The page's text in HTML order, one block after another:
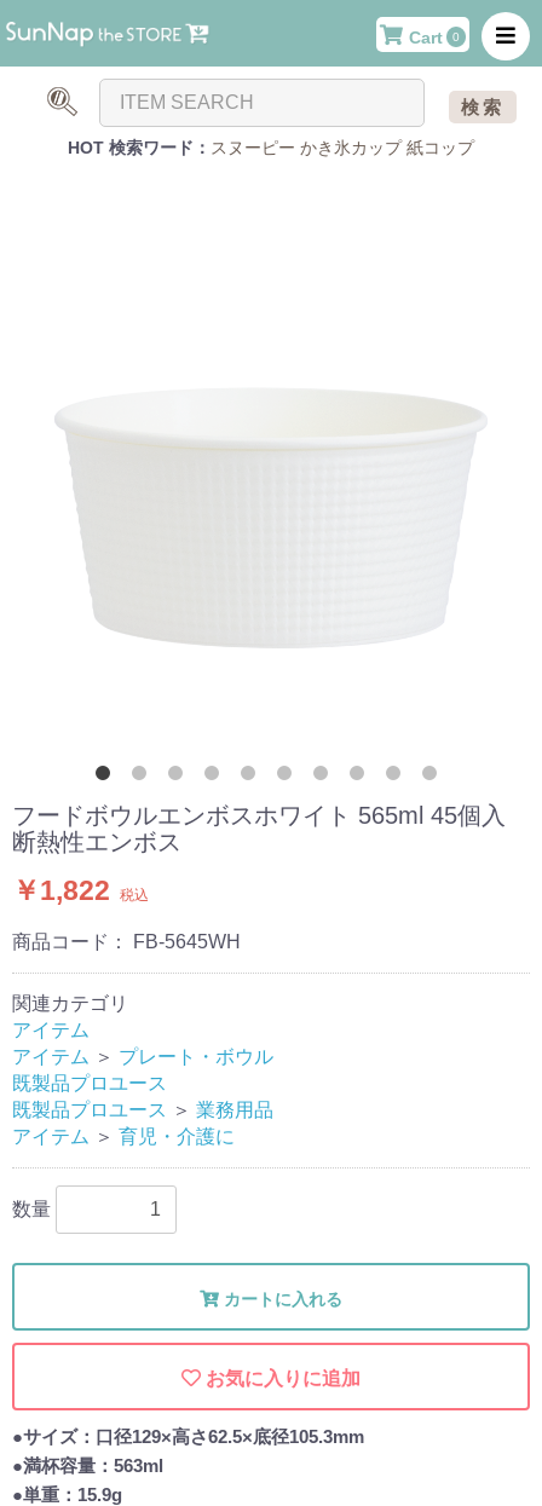
Cart 0
検索
HOT 検索ワード： スヌーピー かき氷カップ 紙コップ
フードボウルエンボスホワイト 565ml 45個入
断熱性エンボス
￥1,822 税込
商品コード： FB-5645WH
関連カテゴリ
アイテム
アイテム ＞ プレート・ボウル
既製品プロユース
既製品プロユース ＞ 業務用品
アイテム ＞ 育児・介護に
数量
カートに入れる
お気に入りに追加
●サイズ：口径129×高さ62.5×底径105.3mm
●満杯容量：563ml
●単重：15.9g